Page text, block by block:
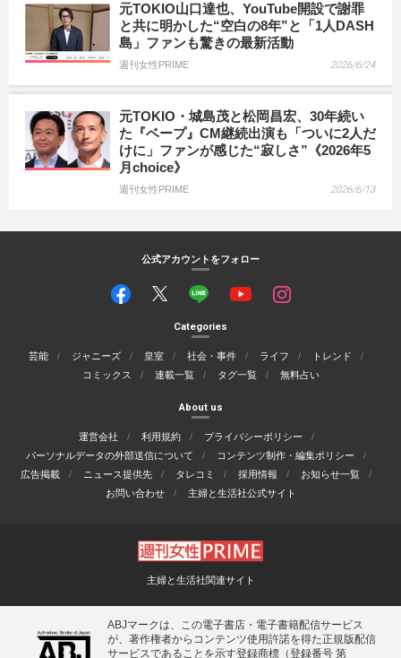
元TOKIO山口達也、YouTube開設で謝罪
と共に明かした“空白の8年”と「1人DASH
島」ファンも驚きの最新活動
週刊女性PRIME 2026/6/24
元TOKIO・城島茂と松岡昌宏、30年続い
た『ベープ』CM継続出演も「ついに2人だ
けに」ファンが感じた“寂しさ”《2026年5
月choice》
週刊女性PRIME 2026/6/13
公式アカウントをフォロー
Categories
芸能 ジャニーズ 皇室 社会・事件 ライフ
トレンド
コミックス
連載一覧 タグ一覧 無料占い
About us
運営会社 利用規約
プライバシーポリシー
パーソナルデータの外部送信について
コンテンツ制作・編集ポリシー
広告掲載
ニュース提供先 タレコミ 採用情報
お知らせ一覧
お問い合わせ
主婦と生活社公式サイト
主婦と生活社関連サイト
ABJマークは、この電子書店・電子書籍配信サービス
が、著作権者からコンテンツ使用許諾を得た正規版配信
サービスであることを示す登録商標（登録番号 第